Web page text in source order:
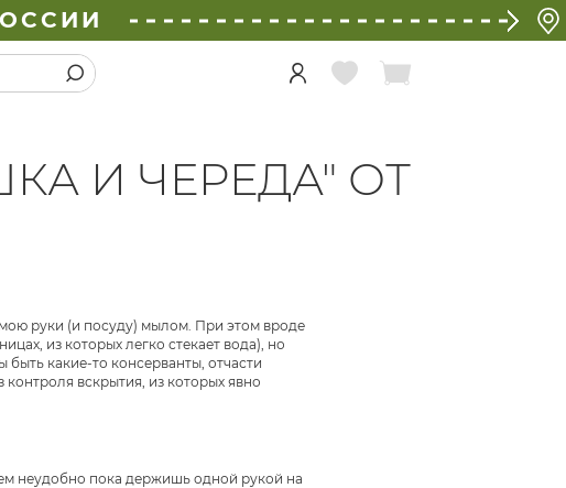
И ЧЕРЕДА" ОТ
мою руки (и посуду) мылом. При этом вроде
из которых легко стекает вода), но
какие-то консерванты, отчасти
вскрытия, из которых явно
неудобно пока держишь одной рукой на